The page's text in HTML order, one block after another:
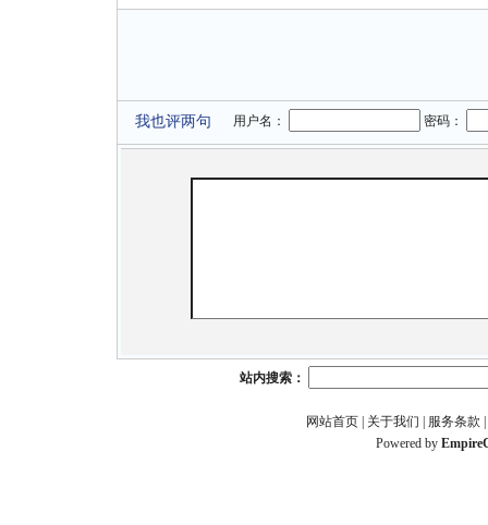
我也评两句 用户名： 密码：
站内搜索：
网站首页 关于我们 服务条款
Powered by